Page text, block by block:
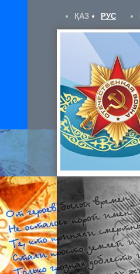
ҚАЗ РУС